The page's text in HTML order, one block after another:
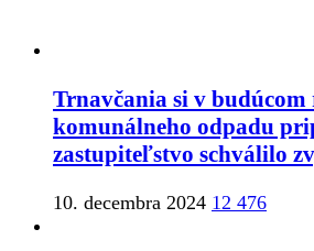
Trnavčania si v budúcom
komunálneho odpadu
zastupiteľstvo schválilo
10. decembra 2024 12 476